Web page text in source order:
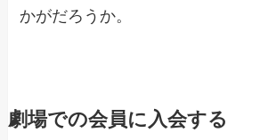
かがだろうか。
劇場での会員に入会する